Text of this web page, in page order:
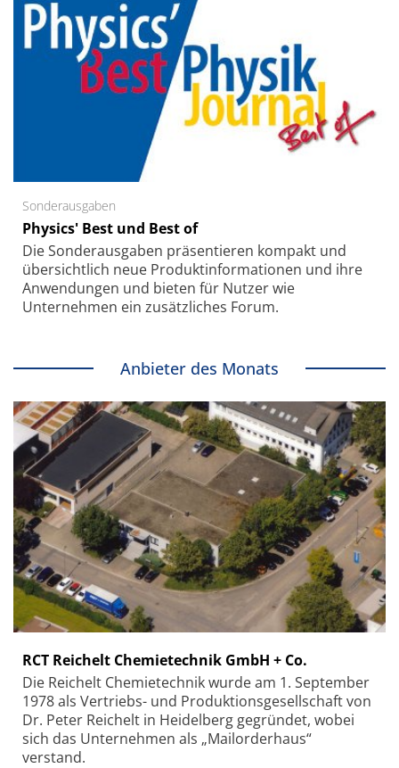
Sonderausgaben
Physics' Best und Best of
Die Sonder­ausgaben präsentieren kompakt und
übersichtlich neue Produkt­informationen und ihre
Anwendungen und bieten für Nutzer wie
Unternehmen ein zusätzliches Forum.
Anbieter des Monats
RCT Reichelt Chemietechnik GmbH + Co.
Die Reichelt Chemietechnik wurde am 1. September
1978 als Vertriebs- und Produktionsgesellschaft von
Dr. Peter Reichelt in Heidelberg gegründet, wobei
sich das Unternehmen als „Mailorderhaus“
verstand.